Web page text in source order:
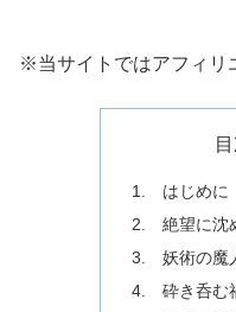
※当サイトではアフィリ
1. はじめに
2. 絶望に沈
3. 妖術の魔
4. 砕き呑む